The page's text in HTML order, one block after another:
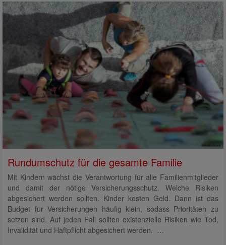
Rundumschutz für die gesamte Familie
Mit Kindern wächst die Verantwortung für alle Familienmitglieder
und damit der nötige Versicherungsschutz. Welche Risiken
abgesichert werden sollten. Kinder kosten Geld. Dann ist das
Budget für Versicherungen häufig klein, sodass Prioritäten zu
setzen sind. Auf jeden Fall sollten existenzielle Risiken wie Tod,
Invalidität und Haftpflicht abgesichert werden. …